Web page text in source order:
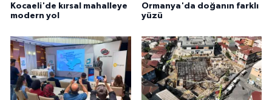
Kocaeli'de kırsal mahalleye
modern yol
Ormanya'da doğanın farklı
yüzü